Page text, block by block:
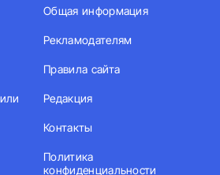
Общая информация
Рекламодателям
Правила сайта
Редакция
Контакты
Политика
конфиденциальности